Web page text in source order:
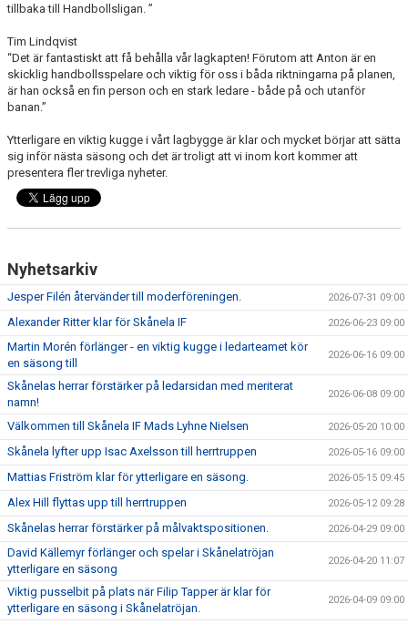
tillbaka till Handbollsligan. ”
Tim Lindqvist
“Det är fantastiskt att få behålla vår lagkapten! Förutom att Anton är en
skicklig handbollsspelare och viktig för oss i båda riktningarna på planen,
är han också en fin person och en stark ledare - både på och utanför
banan.”
Ytterligare en viktig kugge i vårt lagbygge är klar och mycket börjar att sätta
sig inför nästa säsong och det är troligt att vi inom kort kommer att
presentera fler trevliga nyheter.
Nyhetsarkiv
Jesper Filén återvänder till moderföreningen. 2026-07-31 09:00
Alexander Ritter klar för Skånela IF 2026-06-23 09:00
Martin Morén förlänger - en viktig kugge i ledarteamet kör
en säsong till
2026-06-16 09:00
Skånelas herrar förstärker på ledarsidan med meriterat
namn!
2026-06-08 09:00
Välkommen till Skånela IF Mads Lyhne Nielsen 2026-05-20 10:00
Skånela lyfter upp Isac Axelsson till herrtruppen 2026-05-16 09:00
Mattias Friström klar för ytterligare en säsong. 2026-05-15 09:45
Alex Hill flyttas upp till herrtruppen 2026-05-12 09:28
Skånelas herrar förstärker på målvaktspositionen. 2026-04-29 09:00
David Källemyr förlänger och spelar i Skånelatröjan
ytterligare en säsong
2026-04-20 11:07
Viktig pusselbit på plats när Filip Tapper är klar för
ytterligare en säsong i Skånelatröjan.
2026-04-09 09:00